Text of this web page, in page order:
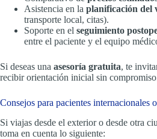
Asistencia en la planificación del
transporte local, citas).
Soporte en el seguimiento
entre el paciente y el equipo
Si deseas una asesoría gratuita, te
recibir orientación inicial sin
Consejos para pacientes internacionales
Si viajas desde el exterior o desde otra
toma en cuenta lo siguiente: